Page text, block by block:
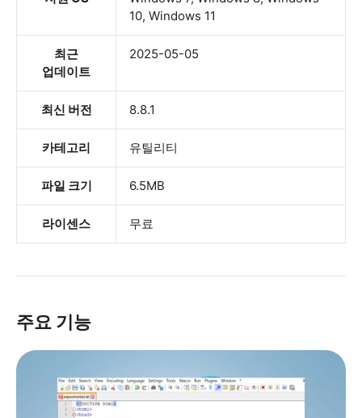
10, Windows 11
최근
업데이트
2025-05-05
최신 버전 8.8.1
카테고리 유틸리티
파일 크기 6.5MB
라이센스 무료
주요 기능